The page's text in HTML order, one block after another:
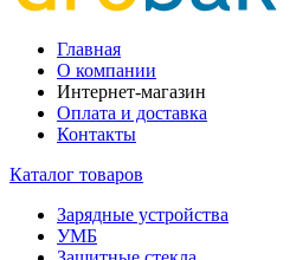
Главная
О компании
Интернет-магазин
Оплата и доставка
Контакты
Каталог товаров
Зарядные устройства
УМБ